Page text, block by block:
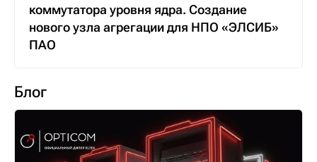
коммутатора уровня ядра. Создание
нового узла агрегации для НПО «ЭЛСИБ»
ПАО
Блог